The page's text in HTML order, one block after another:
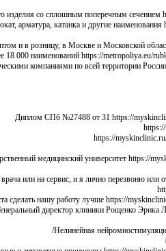
изделия со сплошным поперечным сечением
арматура, катанка и другие наименования
и в розницу, в Москве и Московской
18 000 наименований https://metropoliya.eu/
компаниями по всей территории
Диплом СПб №27488 от 31 https://
медицинский университет https://
или на сервис, и я лично перезвоню или
сделать нашу работу лучше https://
директор клиники Рощенко Эрика
Нелинейная